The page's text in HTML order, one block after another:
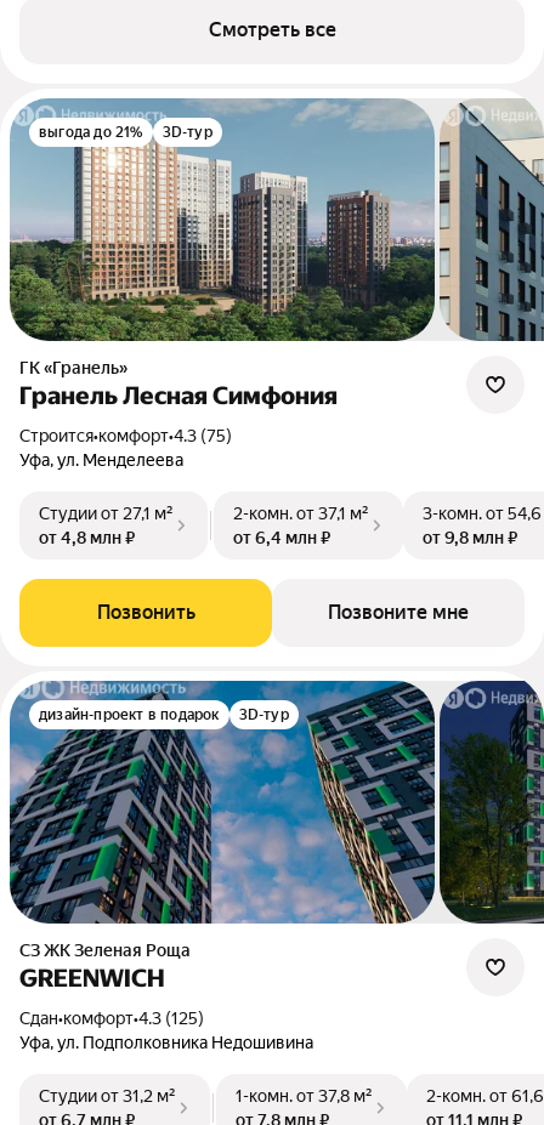
Смотреть все
выгода до 21% 3D-тур
ГК «Гранель»
Гранель Лесная Симфония
Строится•комфорт•4.3 (75)
Уфа, ул. Менделеева
Студииот 27,1 м²
от 4,8 млн ₽
2-комн.от 37,1 м²
от 6,4 млн ₽
3-комн.от
от 9,8 млн ₽
Позвонить Позвоните мне
дизайн-проект в подарок 3D-тур
СЗ ЖК Зеленая Роща
GREENWICH
Сдан•комфорт•4.3 (125)
Уфа, ул. Подполковника Недошивина
Студииот 31,2 м²
от 6,7 млн ₽
1-комн.от 37,8 м²
от 7,8 млн ₽
2-комн.от
от 11,1 млн ₽